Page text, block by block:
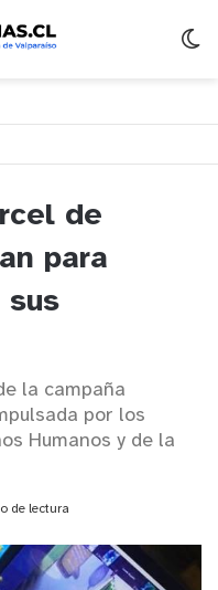
de
para
sus
la campaña
por los
Humanos y de la
de lectura